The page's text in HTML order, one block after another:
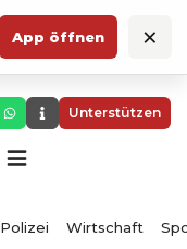
App öffnen ×
Unterstützen
Polizei Wirtschaft